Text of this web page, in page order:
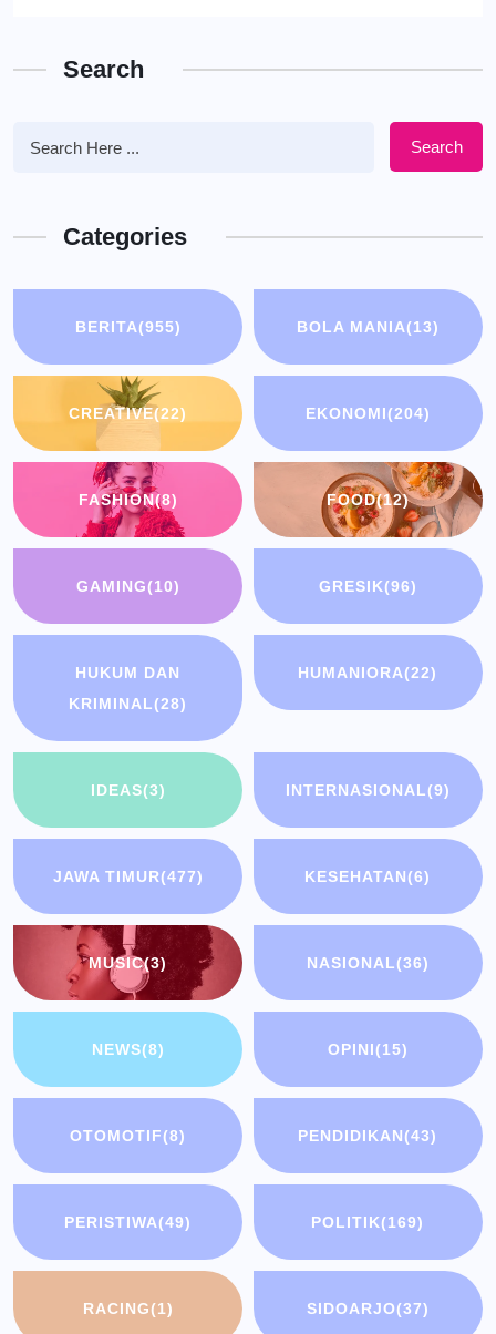
Search
Search
Categories
BERITA(955) BOLA MANIA(13)
CREATIVE(22) EKONOMI(204)
FASHION(8) FOOD(12)
GAMING(10) GRESIK(96)
HUKUM DAN
KRIMINAL(28)
HUMANIORA(22)
IDEAS(3) INTERNASIONAL(9)
JAWA TIMUR(477) KESEHATAN(6)
MUSIC(3) NASIONAL(36)
NEWS(8) OPINI(15)
OTOMOTIF(8) PENDIDIKAN(43)
PERISTIWA(49) POLITIK(169)
RACING(1) SIDOARJO(37)